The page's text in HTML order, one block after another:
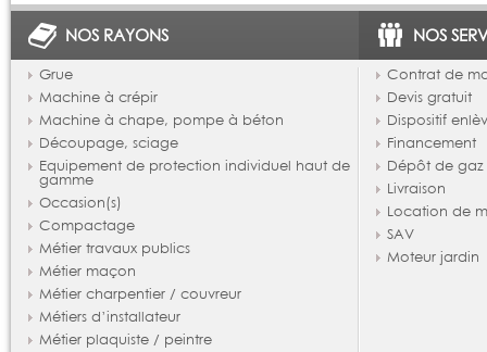
NOS RAYONS
Grue
Machine à crépir
Machine à chape, pompe à béton
Découpage, sciage
Equipement de protection individuel haut de
gamme
Occasion(s)
Compactage
Métier travaux publics
Métier maçon
Métier charpentier / couvreur
Métiers d’installateur
Métier plaquiste / peintre
NOS
Contrat de
Devis gratuit
Dispositif
Financement
Dépôt de gaz
Livraison
Location de
SAV
Moteur jardin